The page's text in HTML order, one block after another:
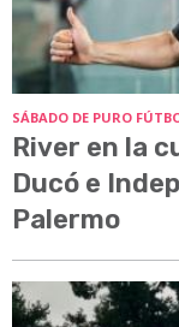
SÁBADO DE PURO
River en la
Ducó e
Palermo